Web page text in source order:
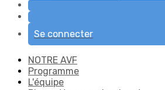
Se connecter
NOTRE AVF
Programme
L'équipe